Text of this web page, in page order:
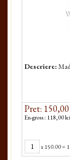
Descriere:
Pret:
En-gross : 118,00
x150.00=